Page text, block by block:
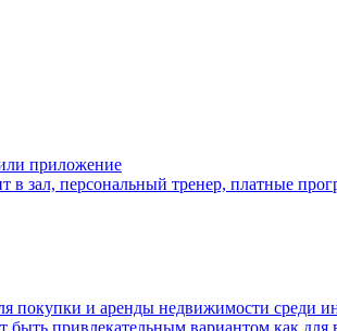
приложение
в зал, персональный тренер, платные
покупки и аренды недвижимости